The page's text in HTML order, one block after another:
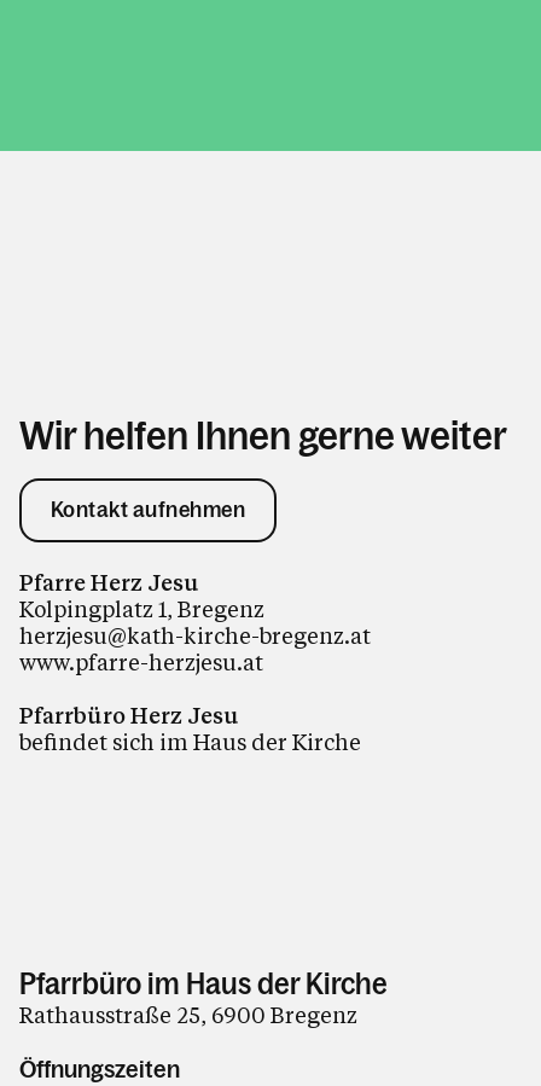
Wir helfen Ihnen gerne weiter
Kontakt aufnehmen
Pfarre Herz Jesu
Kolpingplatz 1, Bregenz
herzjesu@kath-kirche-bregenz.at
www.pfarre-herzjesu.at
Pfarrbüro Herz Jesu
befindet sich im Haus der Kirche
Pfarrbüro im Haus der Kirche
Rathausstraße 25, 6900 Bregenz
Öffnungszeiten